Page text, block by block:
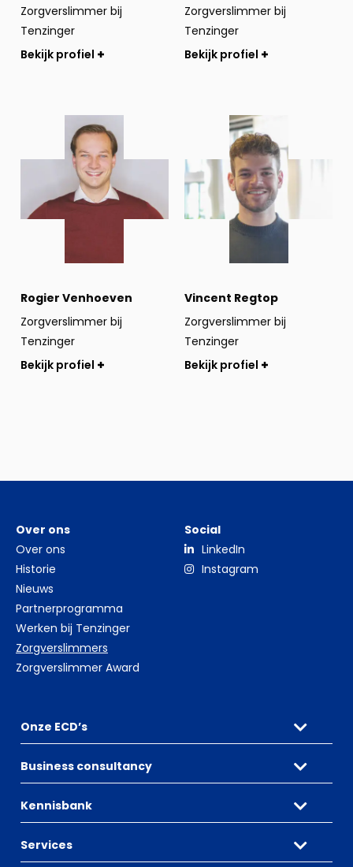
Zorgverslimmer bij
Tenzinger
Bekijk profiel
Zorgverslimmer bij
Tenzinger
Bekijk profiel
Rogier Venhoeven
Zorgverslimmer bij
Tenzinger
Bekijk profiel
Vincent Regtop
Zorgverslimmer bij
Tenzinger
Bekijk profiel
Over ons
Over ons
Historie
Nieuws
Partnerprogramma
Werken bij Tenzinger
Zorgverslimmers
Zorgverslimmer Award
Social
LinkedIn
Instagram
Onze ECD’s
Business consultancy
Kennisbank
Services